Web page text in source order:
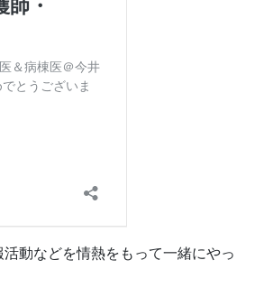
動などを情熱をもって一緒にやっ